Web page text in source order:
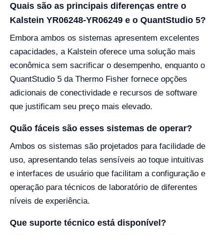
Quais são as principais diferenças entre o
Kalstein YR06248-YR06249 e o QuantStudio 5?
Embora ambos os sistemas apresentem excelentes
capacidades, a Kalstein oferece uma solução mais
econômica sem sacrificar o desempenho, enquanto o
QuantStudio 5 da Thermo Fisher fornece opções
adicionais de conectividade e recursos de software
que justificam seu preço mais elevado.
Quão fáceis são esses sistemas de operar?
Ambos os sistemas são projetados para facilidade de
uso, apresentando telas sensíveis ao toque intuitivas
e interfaces de usuário que facilitam a configuração e
operação para técnicos de laboratório de diferentes
níveis de experiência.
Que suporte técnico está disponível?